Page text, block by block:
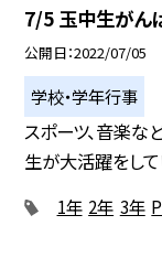
7/5 玉中生がんば
公開日 2022/07/05
学校・学年行事
スポーツ、音楽
生が大活躍をして
1年 2年 3年